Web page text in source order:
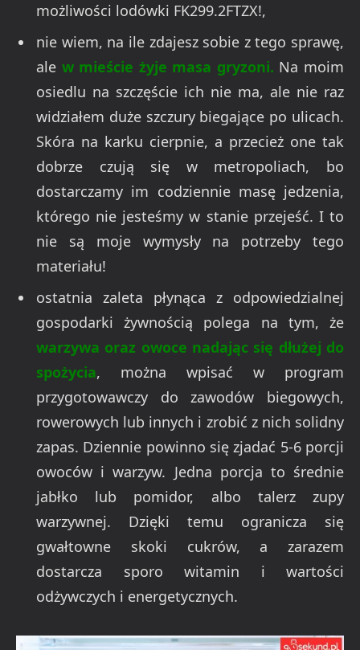
możliwości lodówki FK299.2FTZX!,
nie wiem, na ile zdajesz sobie z tego sprawę,
ale w mieście żyje masa gryzoni. Na moim
osiedlu na szczęście ich nie ma, ale nie raz
widziałem duże szczury biegające po ulicach.
Skóra na karku cierpnie, a przecież one tak
dobrze czują się w metropoliach, bo
dostarczamy im codziennie masę jedzenia,
którego nie jesteśmy w stanie przejeść. I to
nie są moje wymysły na potrzeby tego
materiału!
ostatnia zaleta płynąca z odpowiedzialnej
gospodarki żywnością polega na tym, że
warzywa oraz owoce nadając się dłużej do
spożycia, można wpisać w program
przygotowawczy do zawodów biegowych,
rowerowych lub innych i zrobić z nich solidny
zapas. Dziennie powinno się zjadać 5-6 porcji
owoców i warzyw. Jedna porcja to średnie
jabłko lub pomidor, albo talerz zupy
warzywnej. Dzięki temu ogranicza się
gwałtowne skoki cukrów, a zarazem
dostarcza sporo witamin i wartości
odżywczych i energetycznych.